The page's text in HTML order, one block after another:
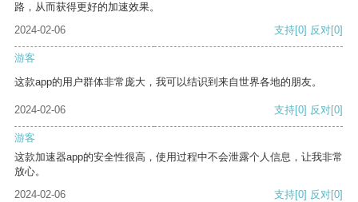
路，从而获得更好的加速效果。
2024-02-06
支持[0] 反对[0]
游客
这款app的用户群体非常庞大，我可以结识到来自世界各地的朋友。
2024-02-06 支持[0] 反对[0]
游客
这款加速器app的安全性很高，使用过程中不会泄露个人信息，让我非常
放心。
2024-02-06
支持[0] 反对[0]